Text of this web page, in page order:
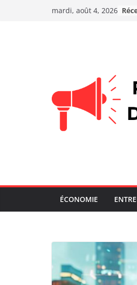
mardi, août 4, 2026
ÉCONOMIE